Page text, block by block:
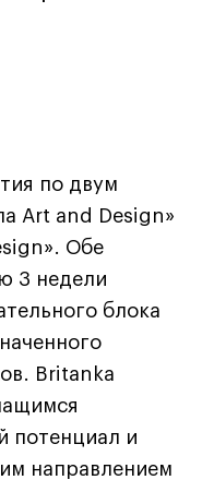
по двум
Art and Design»
Обе
3 недели
блока
Britanka
потенциал и
направлением